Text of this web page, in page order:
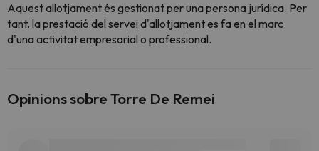
Aquest allotjament és gestionat per una persona jurídica. Per
tant, la prestació del servei d'allotjament es fa en el marc
d'una activitat empresarial o professional.
Opinions sobre Torre De Remei